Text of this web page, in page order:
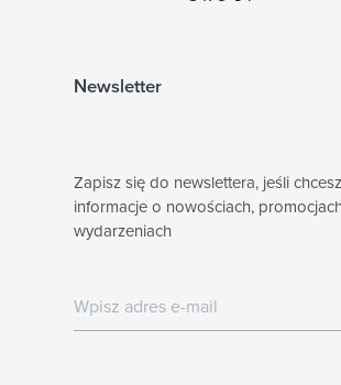
Newsletter
Zapisz się do newslettera, jeśli
informacje o nowościach,
wydarzeniach